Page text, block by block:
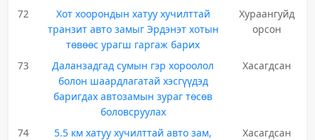
72
Хот хоорондын хатуу хучилттай
транзит авто замыг Эрдэнэт хотын
төвөөс урагш гаргаж барих
Хураангуйд
орсон
73
Даланзадгад сумын гэр хороолол
болон шаардлагатай хэсгүүдэд
баригдах автозамын зураг төсөв
боловсруулах
Хасагдсан
74
5.5 км хатуу хучилттай авто зам,
Хасагдсан